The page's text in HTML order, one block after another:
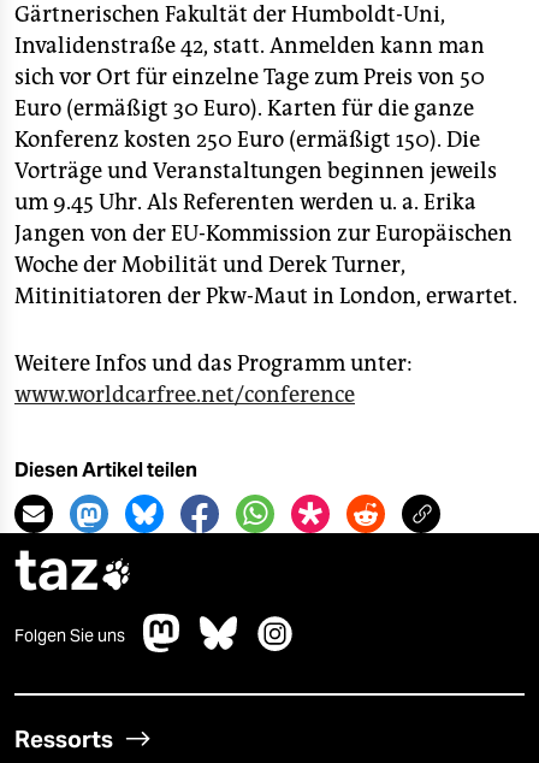
berlin
nord
wahrheit
verlag
verlag
veranstaltungen
fragen & hilfe
unterstützen
abo
genossenschaft
epaper login
Gärtnerischen Fakultät der Humboldt-Uni,
Invalidenstraße 42, statt. Anmelden kann man
sich vor Ort für einzelne Tage zum Preis von 50
Euro (ermäßigt 30 Euro). Karten für die ganze
Konferenz kosten 250 Euro (ermäßigt 150). Die
Vorträge und Veranstaltungen beginnen jeweils
um 9.45 Uhr. Als Referenten werden u. a. Erika
Jangen von der EU-Kommission zur Europäischen
Woche der Mobilität und Derek Turner,
Mitinitiatoren der Pkw-Maut in London, erwartet.
Weitere Infos und das Programm unter:
www.worldcarfree.net/conference
Diesen Artikel teilen
taz
Folgen Sie uns
Ressorts